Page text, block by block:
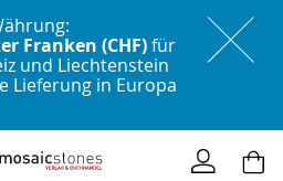
Franken (CHF)für
und Liechtenstein
Lieferung in Europa